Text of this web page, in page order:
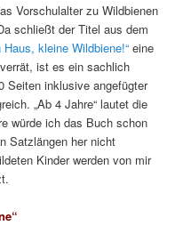
Vorschulalter zu Wildbienen
schließt der Titel aus dem
Haus, kleine Wildbiene!“ eine
ist es ein sachlich
Seiten inklusive angefügter
„Ab 4 Jahre“ lautet die
würde ich das Buch schon
Satzlängen her nicht
Kinder werden von mir